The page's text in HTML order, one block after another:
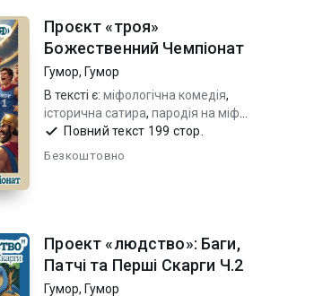
Проєкт «троя»
Божественний Чемпіонат
Гумор, Гумор
В тексті є:міфологічна комедія,
історична сатира,пародія на міфи
давньої греції
Повний текст 199 стор.
Безкоштовно
Проект «людство»: Баги,
Патчі та Перші Скарги Ч.2
Гумор, Гумор